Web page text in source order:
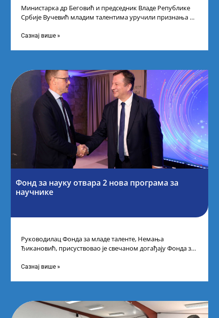
Министарка др Беговић и председник Владе Републике
Србије Вучевић младим талентима уручили признања У
Сазнај више »
Фонд за науку отвара 2 нова програма за
научнике
Руководилац Фонда за младе таленте, Немања
Ђикановић, присуствовао је свечаном догађају Фонда за
Сазнај више »